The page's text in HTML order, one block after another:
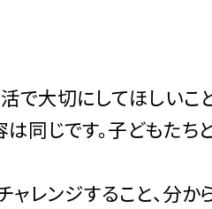
で大切にしてほしいこ
同じです。子どもたち
ャレンジすること、分か